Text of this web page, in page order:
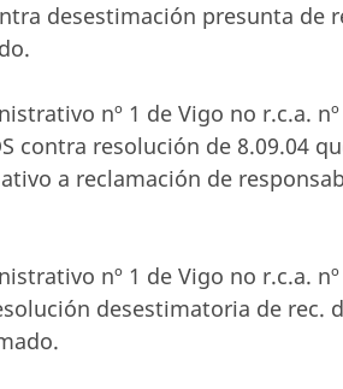
desestimación presunta de
nº 1 de Vigo no r.c.a.
contra resolución de 8.09.04
a reclamación de
nº 1 de Vigo no r.c.a.
desestimatoria de rec.